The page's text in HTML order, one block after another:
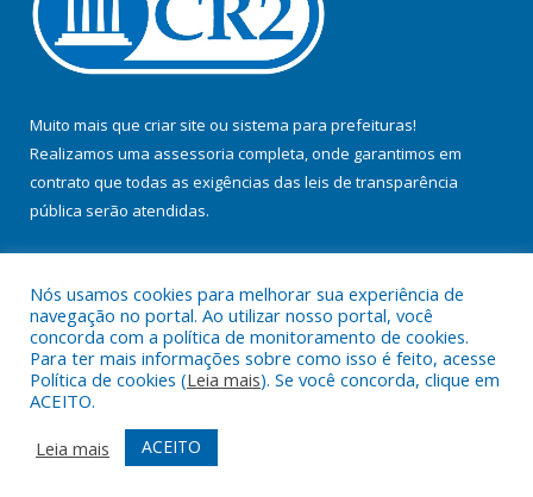
Muito mais que criar site ou sistema para prefeituras!
Realizamos uma assessoria completa, onde garantimos em
contrato que todas as exigências das leis de transparência
pública serão atendidas.
Todos os direitos reservados a Prefeitura Municipal de Jacundá.
Mapa do Site
Acessar Área Administrativa
Acessar Webmail
Nós usamos cookies para melhorar sua experiência de
navegação no portal. Ao utilizar nosso portal, você
concorda com a política de monitoramento de cookies.
Para ter mais informações sobre como isso é feito, acesse
Política de cookies (Leia mais). Se você concorda, clique em
ACEITO.
Leia mais
ACEITO